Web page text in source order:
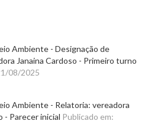
Ambiente - Designação de
Janaina Cardoso - Primeiro turno
08/2025
Ambiente - Relatoria: vereadora
- Parecer inicial Publicado em: